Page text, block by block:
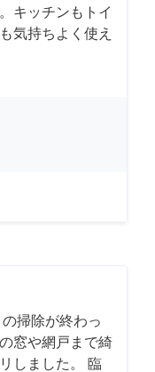
キッチンもトイ
気持ちよく使え
掃除が終わっ
窓や網戸まで綺
しました。 臨